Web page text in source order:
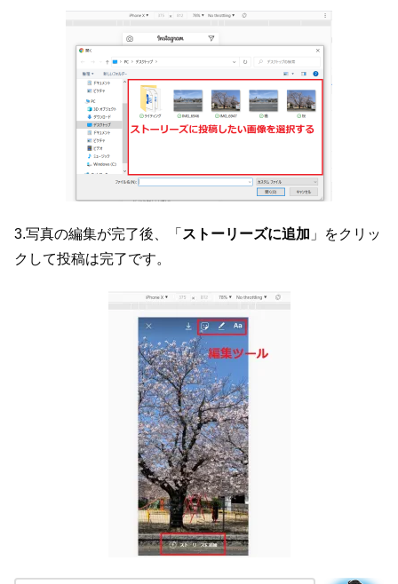
3.写真の編集が完了後、「 ストーリーズに追加 」をクリッ
クして投稿は完了です。